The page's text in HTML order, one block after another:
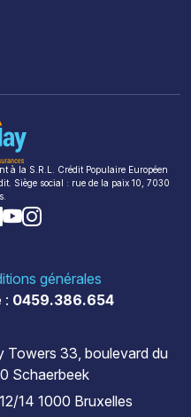
à la S.R.L. Crédit Populaire Européen
Siège social : rue de la paix 10, 7030
générales
: 0459.386.654
Towers 33, boulevard du
Schaerbeek
14 1000 Bruxelles